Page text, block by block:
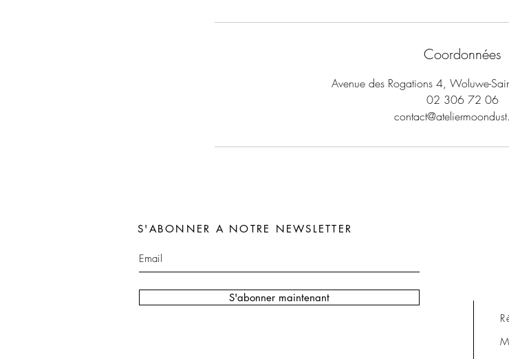
Coordonnées
Avenue des Rogations 4, Woluwe-
02 306 72 06
S'abonner maintenant
S'ABONNER A NOTRE NEWSLETTER